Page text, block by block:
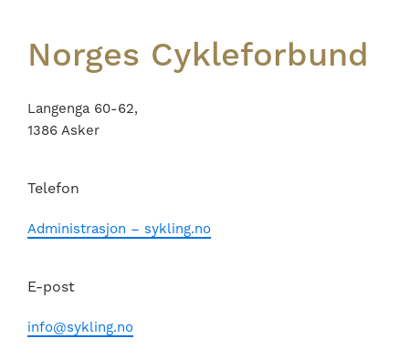
Norges Cykleforbund
Langenga 60-62,
1386 Asker
Telefon
Administrasjon – sykling.no
E-post
info@sykling.no